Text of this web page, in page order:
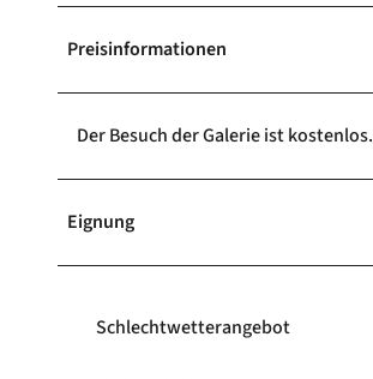
Preisinformationen
Der Besuch der Galerie ist kostenlos.
Eignung
Schlechtwetterangebot